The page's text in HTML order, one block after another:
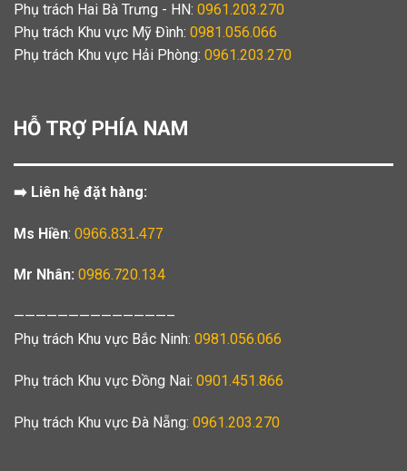
Phụ trách Hai Bà Trưng - HN: 0961.203.270
Phụ trách Khu vực Mỹ Đình: 0981.056.066
Phụ trách Khu vực Hải Phòng: 0961.203.270
HỖ TRỢ PHÍA NAM
➡️ Liên hệ đặt hàng:
Ms Hiền: 0966.831.477
Mr Nhân: 0986.720.134
——————————————–
Phụ trách Khu vực Bắc Ninh: 0981.056.066
Phụ trách Khu vực Đồng Nai: 0901.451.866
Phụ trách Khu vực Đà Nẵng: 0961.203.270